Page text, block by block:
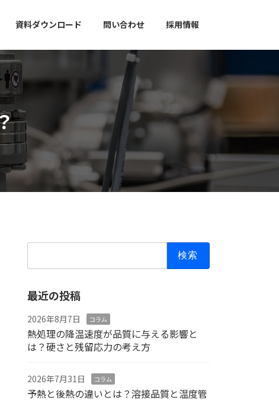
資料ダウンロード 問い合わせ 採用情報
最近の投稿
2026年8月7日 コラム
熱処理の降温速度が品質に与える影響と
は？硬さと残留応力の考え方
2026年7月31日 コラム
予熱と後熱の違いとは？溶接品質と温度管